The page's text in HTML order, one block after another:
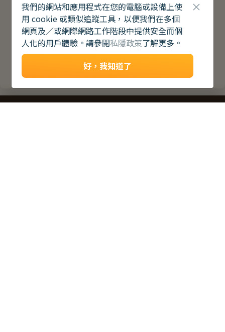
我們的網站和應用程式在您的電腦或設備上使
用 cookie 或類似追蹤工具，以便我們在多個
網頁及／或網際網路工作階段中提供安全而個
人化的用戶體驗。請參閱私隱政策了解更多。
好，我知道了